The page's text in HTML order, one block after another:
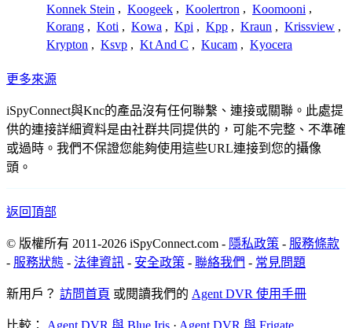
Konnek Stein , Koogeek , Koolertron , Koomooni ,
Korang , Koti , Kowa , Kpi , Kpp , Kraun , Krissview ,
Krypton , Ksvp , Kt And C , Kucam , Kyocera
更多來源
iSpyConnect與Knc的產品沒有任何聯繫、連接或關聯。此處提
供的連接詳細資料是由社群共同提供的，可能不完整、不準確
或過時。我們不保證您能夠使用這些URL連接到您的攝像
頭。
返回頂部
© 版權所有 2011-2026 iSpyConnect.com - 隱私政策 - 服務條款
- 服務狀態 - 法律資訊 - 安全政策 - 聯絡我們 - 常見問題
新用戶？ 訪問首頁 或閱讀我們的 Agent DVR 使用手冊